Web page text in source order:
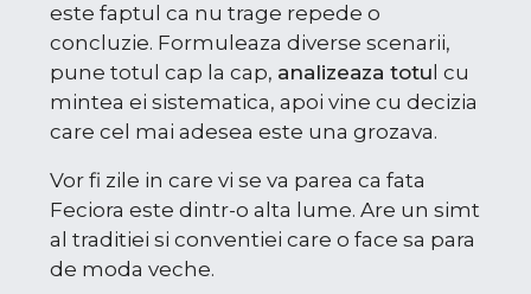
este faptul ca nu trage repede o
concluzie. Formuleaza diverse scenarii,
pune totul cap la cap, analizeaza totu l cu
mintea ei sistematica, apoi vine cu decizia
care cel mai adesea este una grozava.
Vor fi zile in care vi se va parea ca fata
Feciora este dintr-o alta lume. Are un simt
al traditiei si conventiei care o face sa para
de moda veche.